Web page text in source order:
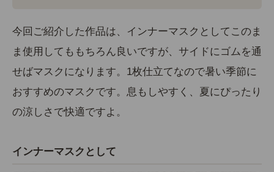
今回ご紹介した作品は、インナーマスクとしてこのま
ま使用してももちろん良いですが、サイドにゴムを通
せばマスクになります。1枚仕立てなので暑い季節に
おすすめのマスクです。息もしやすく、夏にぴったり
の涼しさで快適ですよ。
インナーマスクとして